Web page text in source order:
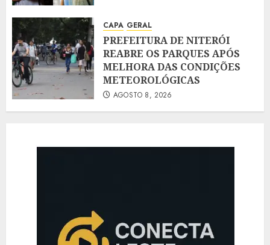
CAPA GERAL
PREFEITURA DE NITERÓI
REABRE OS PARQUES APÓS
MELHORA DAS CONDIÇÕES
METEOROLÓGICAS
AGOSTO 8, 2026